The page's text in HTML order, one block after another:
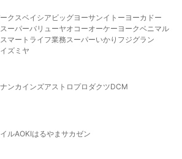
クスベイシア ビッグヨーサンイトーヨーカドー
スーパーバリューヤオコーオーケー ヨークベニマル
マート ライフ業務スーパーいかり フジグラン
イズミヤ
ンカインズアストロプロダクツDCM
ルAOKIはるやま サカゼン